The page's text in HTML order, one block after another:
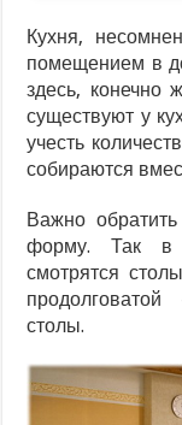
Кухня,
помещением в
здесь, конечно
существуют у
учесть
собираются
Важно
форму. Так в
смотрятся
столы.